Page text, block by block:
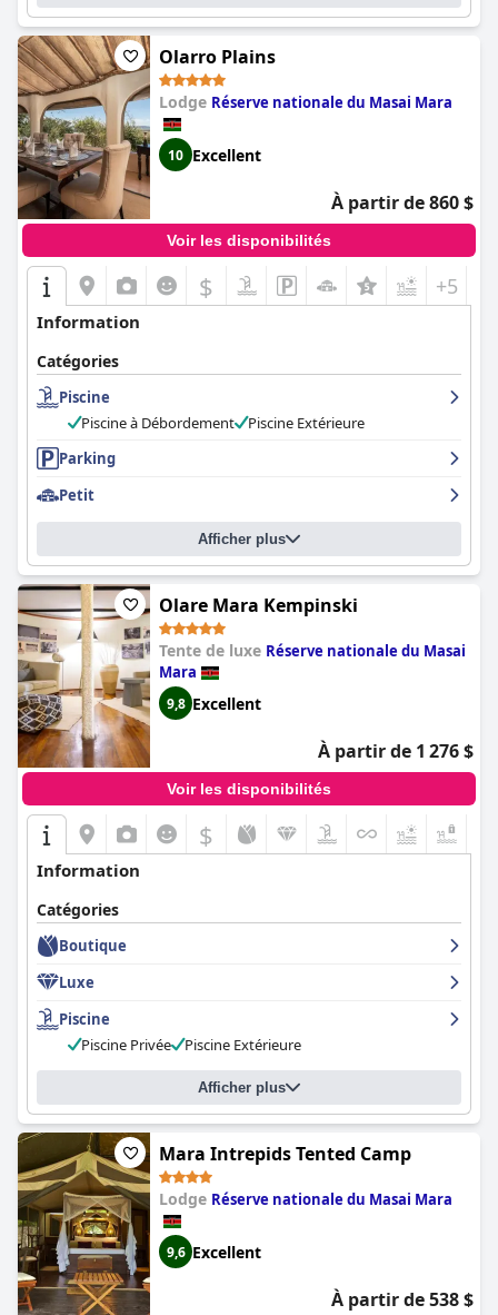
Olarro Plains
Lodge Réserve nationale du Masai Mara
10 Excellent
À partir de 860 $
Voir les disponibilités
$ +5
Information
Catégories
Piscine
Piscine à Débordement
Piscine Extérieure
Parking
Petit
Afficher plus
Olare Mara Kempinski
Tente de luxe Réserve nationale du Masai
Mara
9,8 Excellent
À partir de 1 276 $
Voir les disponibilités
$
Information
Catégories
Boutique
Luxe
Piscine
Piscine Privée
Piscine Extérieure
Afficher plus
Mara Intrepids Tented Camp
Lodge Réserve nationale du Masai Mara
9,6 Excellent
À partir de 538 $